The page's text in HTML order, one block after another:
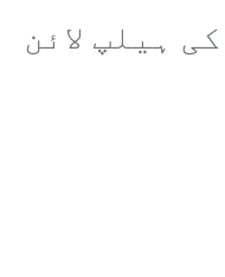
ہیلپ لائن